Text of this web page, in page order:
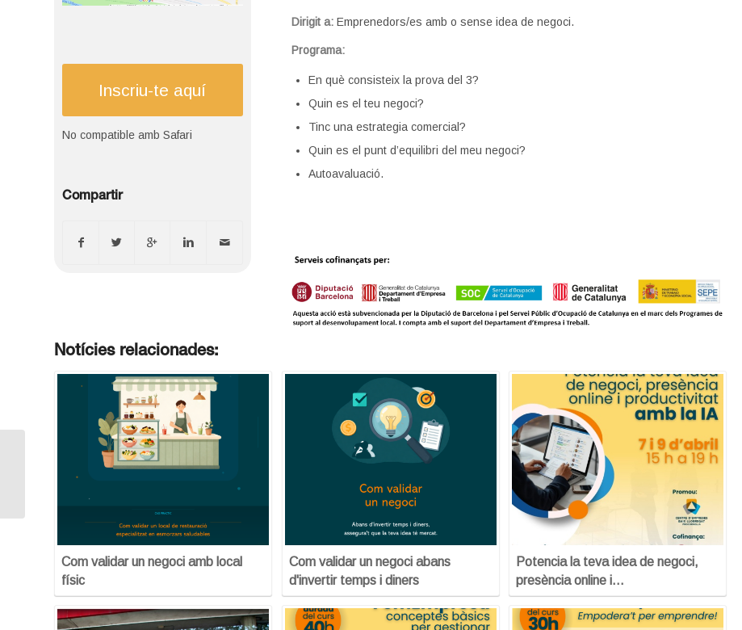
Inscriu-te aquí
No compatible amb Safari
Compartir
Dirigit a:Emprenedors/es amb o sense idea de negoci.
Programa:
En què consisteix la prova del 3?
Quin es el teu negoci?
Tinc una estrategia comercial?
Quin es el punt d’equilibri del meu negoci?
Autoavaluació.
Notícies relacionades:
Com validar un negoci amb local
físic
Com validar un negoci abans
d'invertir temps i diners
Potencia la teva idea de negoci,
presència online i…
Linkedin, deixa’ns analitzar el teu
perfil i donar-te consells